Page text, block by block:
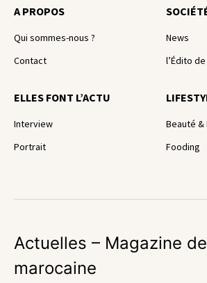
A PROPOS
Qui sommes-nous ?
Contact
News
l’Édito
ELLES FONT L’ACTU
Interview
Portrait
Beauté &
Fooding
Actuelles – Magazine
marocaine